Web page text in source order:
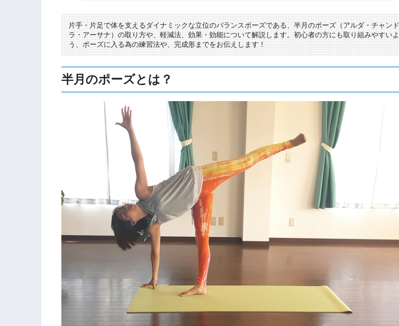
片手・片足で体を支えるダイナミックな立位のバランスポーズである、半月のポーズ（アルダ・チャンド
ラ・アーサナ）の取り方や、軽減法、効果・効能について解説します。初心者の方にも取り組みやすいよ
う、ポーズに入る為の練習法や、完成形までをお伝えします！
半月のポーズとは？